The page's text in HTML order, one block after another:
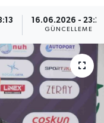
16.06.2026 -
GÜNCELLEME